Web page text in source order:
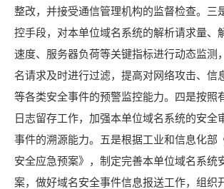
整改，并接受通信管理机构的监督检查。三
控手段，对本单位域名系统的解析请求量、
速度、服务器负荷等关键指标进行动态监测
名请求及时进行过滤，提高对网络攻击、信
等各类安全事件的预警监控能力。四是按照
日志留存工作，加强本单位域名系统的安全
事件的溯源能力。五是根据工业和信息化部
安全应急预案》，制定完善本单位域名系统
案，做好域名安全事件信息报送工作，组织